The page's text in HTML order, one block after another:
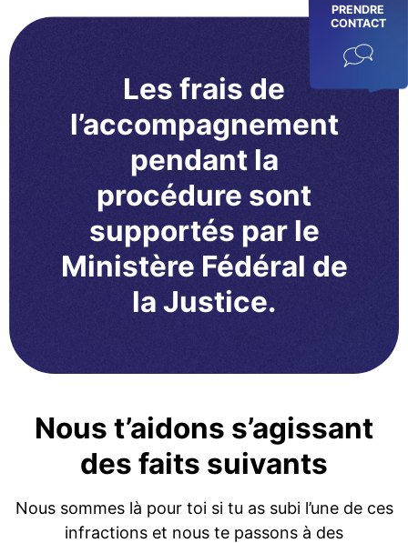
PRENDRE
CONTACT
Les frais de
l’accompagnement
pendant la
procédure sont
supportés par le
Ministère Fédéral de
la Justice.
Nous t’aidons s’agissant
des faits suivants
Nous sommes là pour toi si tu as subi l’une de ces
infractions et nous te passons à des